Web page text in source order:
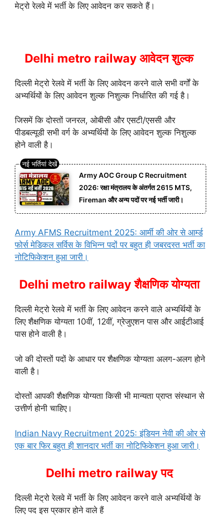
मेट्रो रेलवे में भर्ती के लिए आवेदन कर सकते हैं।
Delhi metro railway आवेदन शुल्क
दिल्ली मेट्रो रेलवे में भर्ती के लिए आवेदन करने वाले सभी वर्गों के
अभ्यर्थियों के लिए आवेदन शुल्क निशुल्क निर्धारित की गई है।
जिसमें कि दोस्तों जनरल, ओबीसी और एसटी/एससी और
पीडबल्यूडी सभी वर्ग के अभ्यर्थियों के लिए आवेदन शुल्क निशुल्क
होने वाली है।
Army AOC Group C Recruitment
2026: रक्षा मंत्रालय के अंतर्गत 2615 MTS,
Fireman और अन्य पदों पर नई भर्ती जारी।
Army AFMS Recruitment 2025: आर्मी की ओर से आर्म्ड
फोर्स मेडिकल सर्विस के विभिन्न पदों पर बहुत ही जबरदस्त भर्ती का
नोटिफिकेशन हुआ जारी।
Delhi metro railway शैक्षणिक योग्यता
दिल्ली मेट्रो रेलवे में भर्ती के लिए आवेदन करने वाले अभ्यर्थियों के
लिए शैक्षणिक योग्यता 10वीं, 12वीं, ग्रेजुएशन पास और आईटीआई
पास होने वाली है।
जो की दोस्तों पदों के आधार पर शैक्षणिक योग्यता अलग-अलग होने
वाली है।
दोस्तों आपकी शैक्षणिक योग्यता किसी भी मान्यता प्राप्त संस्थान से
उत्तीर्ण होनी चाहिए।
Indian Navy Recruitment 2025: इंडियन नेवी की ओर से
एक बार फिर बहुत ही शानदार भर्ती का नोटिफिकेशन हुआ जारी।
Delhi metro railway पद
दिल्ली मेट्रो रेलवे में भर्ती के लिए आवेदन करने वाले अभ्यर्थियों के
लिए पद इस प्रकार होने वाले हैं